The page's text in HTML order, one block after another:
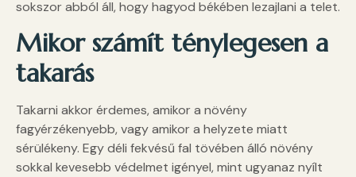
sokszor abból áll, hogy hagyod békében lezajlani a telet.
Mikor számít ténylegesen a
takarás
Takarni akkor érdemes, amikor a növény
fagyérzékenyebb, vagy amikor a helyzete miatt
sérülékeny. Egy déli fekvésű fal tövében álló növény
sokkal kevesebb védelmet igényel, mint ugyanaz nyílt